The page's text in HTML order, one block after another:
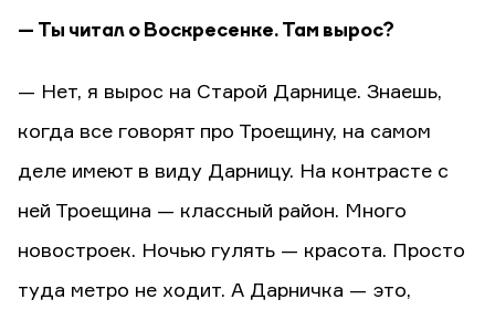
— Ты читал о Воскресенке. Там вырос?
— Нет, я вырос на Старой Дарнице. Знаешь,
когда все говорят про Троещину, на самом
деле имеют в виду Дарницу. На контрасте с
ней Троещина — классный район. Много
новостроек. Ночью гулять — красота. Просто
туда метро не ходит. А Дарничка — это,